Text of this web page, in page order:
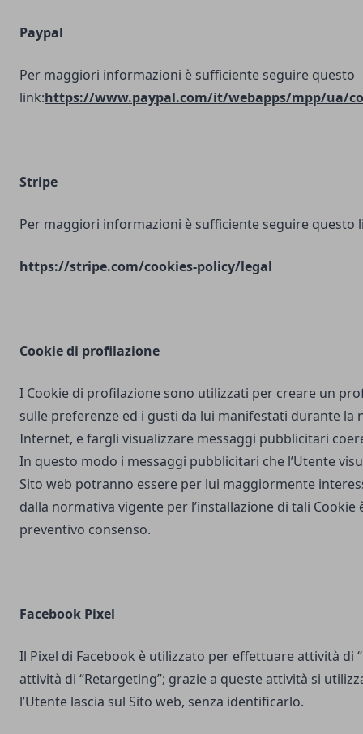
Paypal
Per maggiori informazioni è sufficiente seguire questo
link:https://www.paypal.com/it/webapps/mpp/ua/
Stripe
Per maggiori informazioni è sufficiente seguire questo
https://stripe.com/cookies-policy/legal
Cookie di profilazione
I Cookie di profilazione sono utilizzati per creare un
sulle preferenze ed i gusti da lui manifestati durante la
Internet, e fargli visualizzare messaggi pubblicitari
In questo modo i messaggi pubblicitari che l’Utente
Sito web potranno essere per lui maggiormente
dalla normativa vigente per l’installazione di tali Cookie
preventivo consenso.
Facebook Pixel
Il Pixel di Facebook è utilizzato per effettuare attività di
attività di “Retargeting”; grazie a queste attività si
l’Utente lascia sul Sito web, senza identificarlo.